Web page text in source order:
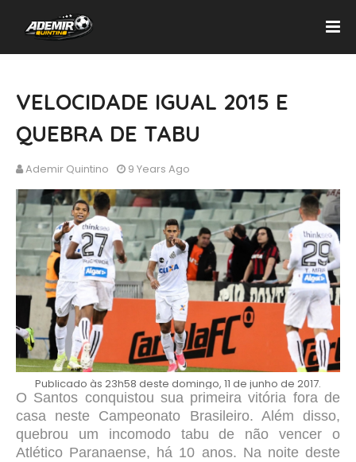
VELOCIDADE IGUAL 2015 E
QUEBRA DE TABU
Ademir Quintino 9 Years Ago
Publicado às 23h58 deste domingo, 11 de junho de 2017.
O Santos conquistou sua primeira vitória fora de
casa neste Campeonato Brasileiro. Além disso,
quebrou um incomodo tabu de não vencer o
Atlético Paranaense, há 10 anos. Na noite deste